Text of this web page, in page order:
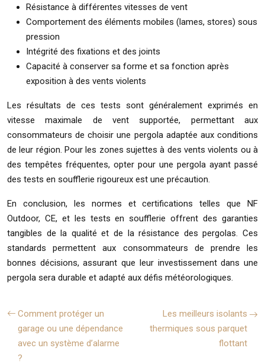
Résistance à différentes vitesses de vent
Comportement des éléments mobiles (lames, stores) sous
pression
Intégrité des fixations et des joints
Capacité à conserver sa forme et sa fonction après
exposition à des vents violents
Les résultats de ces tests sont généralement exprimés en
vitesse maximale de vent supportée, permettant aux
consommateurs de choisir une pergola adaptée aux conditions
de leur région. Pour les zones sujettes à des vents violents ou à
des tempêtes fréquentes, opter pour une pergola ayant passé
des tests en soufflerie rigoureux est une précaution.
En conclusion, les normes et certifications telles que NF
Outdoor, CE, et les tests en soufflerie offrent des garanties
tangibles de la qualité et de la résistance des pergolas. Ces
standards permettent aux consommateurs de prendre les
bonnes décisions, assurant que leur investissement dans une
pergola sera durable et adapté aux défis météorologiques.
Comment protéger un
garage ou une dépendance
avec un système d’alarme
?
Les meilleurs isolants
thermiques sous parquet
flottant